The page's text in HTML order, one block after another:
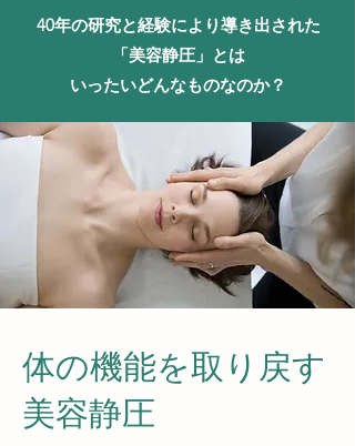
40年の研究と経験により導き出された
「美容静圧」とは
​いったいどんなものなのか？
体の機能を取り戻す
美容静圧